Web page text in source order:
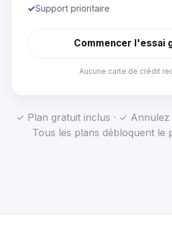
✓Support prioritaire
Commencer l'essai
Aucune carte de crédit
✓ Plan gratuit inclus · ✓
Tous les plans débloquent le